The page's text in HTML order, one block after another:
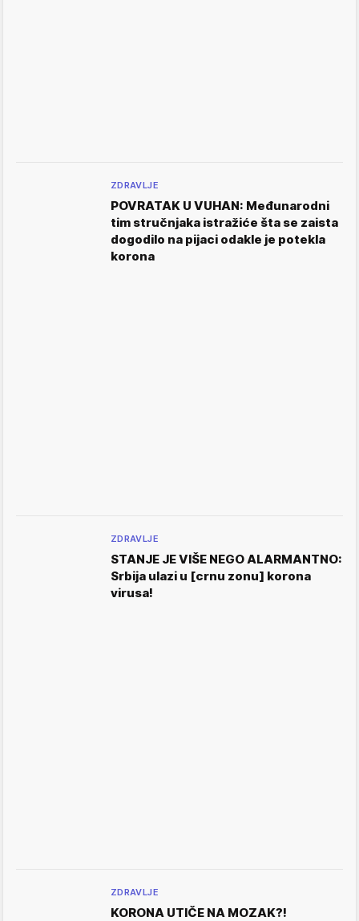
ZDRAVLJE
POVRATAK U VUHAN: Međunarodni
tim stručnjaka istražiće šta se zaista
dogodilo na pijaci odakle je potekla
korona
ZDRAVLJE
STANJE JE VIŠE NEGO ALARMANTNO:
Srbija ulazi u [crnu zonu] korona
virusa!
ZDRAVLJE
KORONA UTIČE NA MOZAK?!